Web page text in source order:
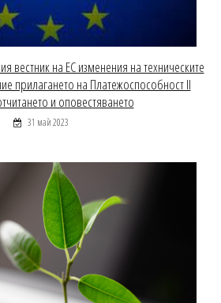
вестник на ЕС изменения на техническите
прилагането на Платежоспособност ІІ
и оповестяването
31 май 2023